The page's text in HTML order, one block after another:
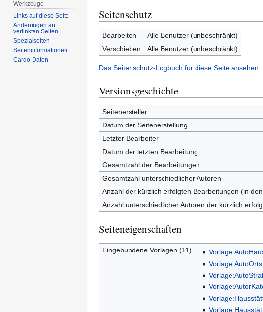
Seitenschutz
Bearbeiten
Alle Benutzer (unbeschränkt)
Verschieben
Alle Benutzer (unbeschränkt)
Das Seitenschutz-Logbuch für diese Seite ansehen.
Versionsgeschichte
Seitenersteller
Datum der Seitenerstellung
Letzter Bearbeiter
Datum der letzten Bearbeitung
Gesamtzahl der Bearbeitungen
Gesamtzahl unterschiedlicher Autoren
Anzahl der kürzlich erfolgten Bearbeitungen (in
Anzahl unterschiedlicher Autoren der kürzlich
Seiteneigenschaften
Eingebundene Vorlagen (11)
Werkzeuge
Links auf diese Seite
Änderungen an
verlinkten Seiten
Spezialseiten
Seiten­­informationen
Cargo-Daten